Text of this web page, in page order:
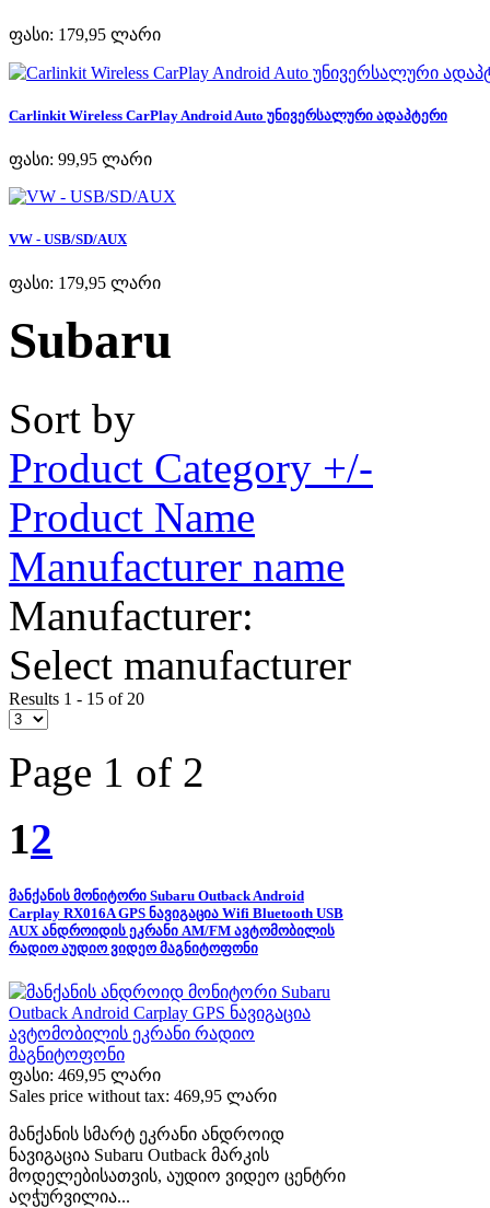
ფასი: 179,95 ლარი
Carlinkit Wireless CarPlay Android Auto უნივერსალური ადაპტერი
ფასი: 99,95 ლარი
VW - USB/SD/AUX
ფასი: 179,95 ლარი
Subaru
Sort by
Product Category +/-
Product Name
Manufacturer name
Manufacturer:
Select manufacturer
Results 1 - 15 of 20
Page 1 of 2
12
მანქანის მონიტორი Subaru Outback Android
Carplay RX016A GPS ნავიგაცია Wifi Bluetooth USB
AUX ანდროიდის ეკრანი AM/FM ავტომობილის
რადიო აუდიო ვიდეო მაგნიტოფონი
ფასი: 469,95 ლარი
Sales price without tax: 469,95 ლარი
მანქანის სმარტ ეკრანი ანდროიდ
ნავიგაცია Subaru Outback მარკის
მოდელებისათვის, აუდიო ვიდეო ცენტრი
აღჭურვილია...